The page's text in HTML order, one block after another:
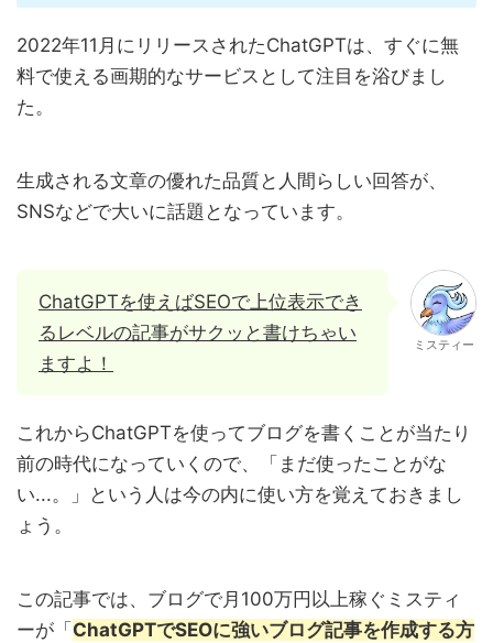
2022年11月にリリースされたChatGPTは、すぐに無
料で使える画期的なサービスとして注目を浴びまし
た。
生成される文章の優れた品質と人間らしい回答が、
SNSなどで大いに話題となっています。
ChatGPTを使えばSEOで上位表示でき
るレベルの記事がサクッと書けちゃい
ますよ！
ミスティー
これからChatGPTを使ってブログを書くことが当たり
前の時代になっていくので、「まだ使ったことがな
い...。」という人は今の内に使い方を覚えておきまし
ょう。
この記事では、ブログで月100万円以上稼ぐミスティ
ーが「 ChatGPTでSEOに強いブログ記事を作成する方